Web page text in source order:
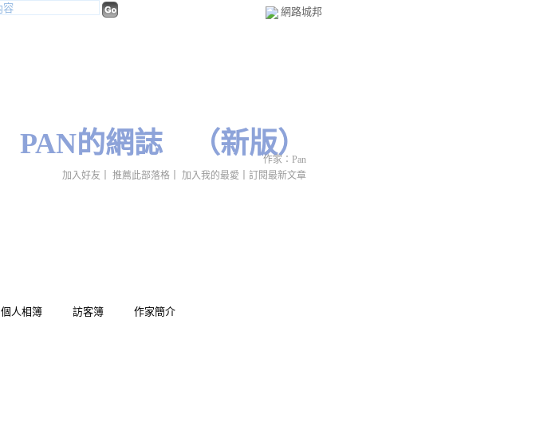
網路城邦
PAN的網誌 （新版）
個人相簿 訪客簿 作家簡介
加入好友 推薦此部落格 加入我的最愛 訂閱最新文章
作家：Pan